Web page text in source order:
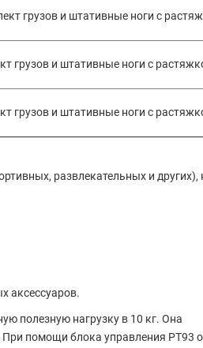
грузов и штативные ноги с
грузов и штативные ноги с
грузов и штативные ноги с
развлекательных и других),
аксессуаров.
полезную нагрузку в 10 кг. Она
помощи блока управления PT93